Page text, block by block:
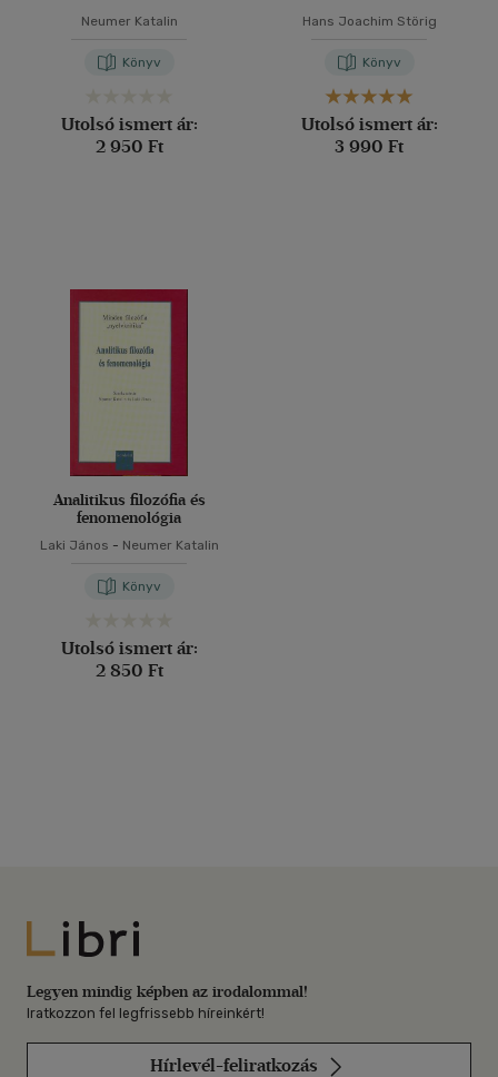
Neumer Katalin
Könyv
Utolsó ismert ár:
2 950 Ft
Hans Joachim Störig
Könyv
Utolsó ismert ár:
3 990 Ft
Analitikus filozófia és
fenomenológia
Laki János - Neumer Katalin
Könyv
Utolsó ismert ár:
2 850 Ft
Libri
Legyen mindig képben az irodalommal!
Iratkozzon fel legfrissebb híreinkért!
Hírlevél-feliratkozás